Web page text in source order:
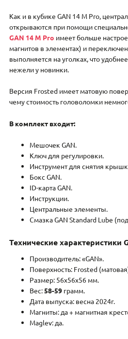
Как и в кубике GAN 14 M Pro,
открываются при помощи
GAN 14 M Pro имеет больше
магнитов в элементах) и
выполняется на уголках, что
нежели у новинки.
Версия Frosted имеет матовую
чему стоимость головоломки
В комплект входит:
Мешочек GAN.
Ключ для регулировки.
Инструмент для снятия
Бокс GAN.
ID-карта GAN.
Инструкции.
Центральные элементы.
Смазка GAN Standard Lube
Технические характеристики
Производитель: «GAN».
Поверхность: Frosted
Размер: 56x56x56 мм.
Вес: 58-59грамм.
Дата выпуска: весна 2024г.
Магниты: да + магнитная
Maglev: да.